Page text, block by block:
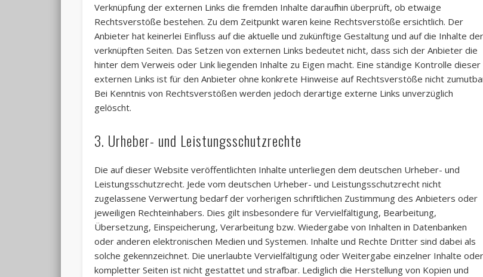
Verknüpfung der externen Links die fremden Inhalte daraufhin überprüft, ob etwaige
Rechtsverstöße bestehen. Zu dem Zeitpunkt waren keine Rechtsverstöße ersichtlich. Der
Anbieter hat keinerlei Einfluss auf die aktuelle und zukünftige Gestaltung und auf die Inhalte der
verknüpften Seiten. Das Setzen von externen Links bedeutet nicht, dass sich der Anbieter die
hinter dem Verweis oder Link liegenden Inhalte zu Eigen macht. Eine ständige Kontrolle dieser
externen Links ist für den Anbieter ohne konkrete Hinweise auf Rechtsverstöße nicht
Bei Kenntnis von Rechtsverstößen werden jedoch derartige externe Links unverzüglich
gelöscht.
3. Urheber- und Leistungsschutzrechte
Die auf dieser Website veröffentlichten Inhalte unterliegen dem deutschen Urheber- und
Leistungsschutzrecht. Jede vom deutschen Urheber- und Leistungsschutzrecht nicht
zugelassene Verwertung bedarf der vorherigen schriftlichen Zustimmung des Anbieters oder
jeweiligen Rechteinhabers. Dies gilt insbesondere für Vervielfältigung, Bearbeitung,
Übersetzung, Einspeicherung, Verarbeitung bzw. Wiedergabe von Inhalten in Datenbanken
oder anderen elektronischen Medien und Systemen. Inhalte und Rechte Dritter sind dabei als
solche gekennzeichnet. Die unerlaubte Vervielfältigung oder Weitergabe einzelner Inhalte oder
kompletter Seiten ist nicht gestattet und strafbar. Lediglich die Herstellung von Kopien und